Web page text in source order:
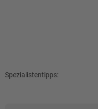
Spezialistentipps: